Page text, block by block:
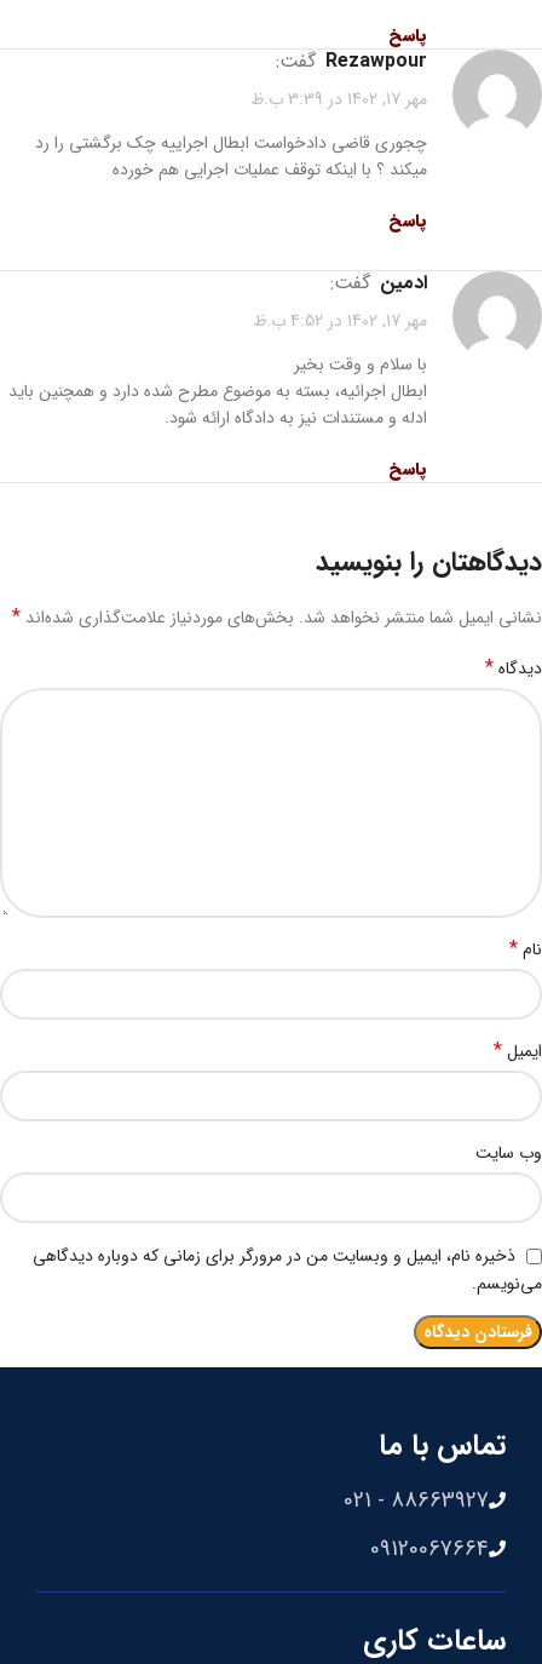
پاسخ
rezawpour گفت:
مهر 17, 1402 در 3:39 ب.ظ
چجوری قاضی دادخواست ابطال اجراییه چک برگشتی را رد
میکند ؟ با اینکه توقف عملیات اجرایی هم خورده
پاسخ
ادمین گفت:
مهر 17, 1402 در 4:52 ب.ظ
با سلام و وقت بخیر
ابطال اجرائیه، بسته به ‌موضوع مطرح شده دارد و همچنین باید
ادله و مستندات نیز به دادگاه ارائه شود.
پاسخ
دیدگاهتان را بنویسید
نشانی ایمیل شما منتشر نخواهد شد. بخش‌های موردنیاز علامت‌گذاری شده‌اند *
دیدگاه*
نام*
ایمیل*
وب‌ سایت
ذخیره نام، ایمیل و وبسایت من در مرورگر برای زمانی که دوباره دیدگاهی
می‌نویسم.
تماس با ما
88663927 - 021
09120067664
ساعات کاری